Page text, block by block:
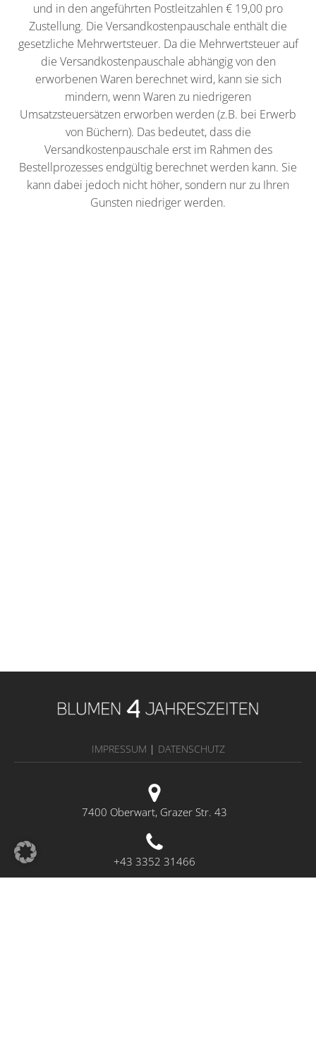
und in den angeführten Postleitzahlen € 19,00 pro
Zustellung. Die Versandkostenpauschale enthält die
gesetzliche Mehrwertsteuer. Da die Mehrwertsteuer auf
die Versandkostenpauschale abhängig von den
erworbenen Waren berechnet wird, kann sie sich
mindern, wenn Waren zu niedrigeren
Umsatzsteuersätzen erworben werden (z.B. bei Erwerb
von Büchern). Das bedeutet, dass die
Versandkostenpauschale erst im Rahmen des
Bestellprozesses endgültig berechnet werden kann. Sie
kann dabei jedoch nicht höher, sondern nur zu Ihren
Gunsten niedriger werden.
IMPRESSUM | DATENSCHUTZ
7400 Oberwart, Grazer Str. 43
+43 3352 31466